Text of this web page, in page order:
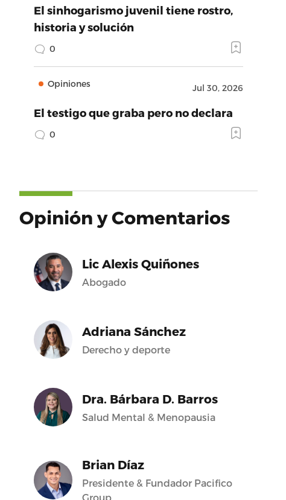
El sinhogarismo juvenil tiene rostro,
historia y solución
0
Opiniones Jul 30, 2026
El testigo que graba pero no declara
0
Opinión y Comentarios
Lic Alexis Quiñones
Abogado
Adriana Sánchez
Derecho y deporte
Dra. Bárbara D. Barros
Salud Mental & Menopausia
Brian Díaz
Presidente & Fundador Pacifico
Group